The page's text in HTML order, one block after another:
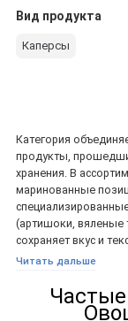
Вид продукта
Каперсы
Категория
продукты,
хранения. В
маринованные
(артишоки, вяленые
сохраняет вкус и
решением для
Что
Читать дальше